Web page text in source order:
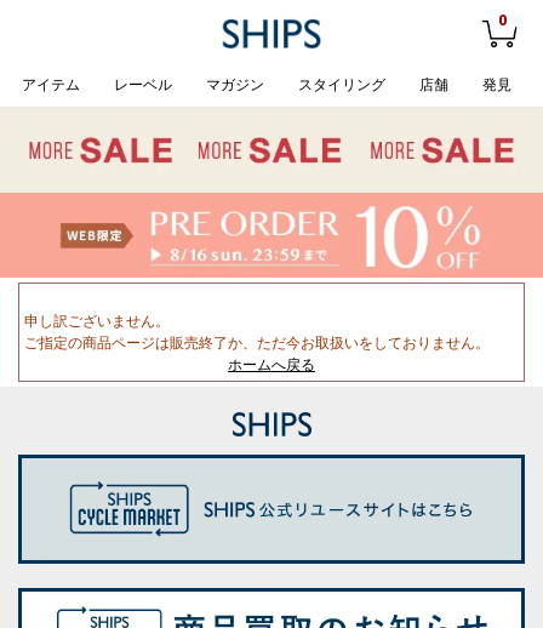
0
アイテム レーベル マガジン スタイリング 店舗 発見
申し訳ございません。
ご指定の商品ページは販売終了か、ただ今お取扱いをしておりません。
ホームへ戻る